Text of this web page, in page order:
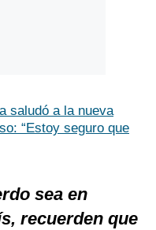
saludó a la nueva
“Estoy seguro que
sea en
recuerden que